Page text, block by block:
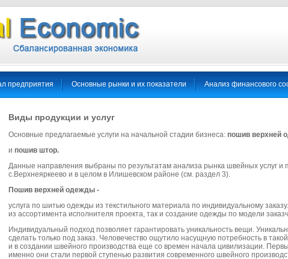
предприятия Основные рынки и их показатели Анализ финансового
Виды продукции и услуг
Основные предлагаемые услуги на начальной стадии бизнеса: пошив верхней
и пошив штор.
Данные направления выбраны по результатам анализа рынка швейных услуг и
с.Верхнеяркеево и в целом в Илишевском районе (см. раздел 3).
Пошив верхней одежды -
услуга по шитью одежды из текстильного материала по индивидуальному
из ассортимента исполнителя проекта, так и создание одежды по модели
Индивидуальный подход позволяет гарантировать уникальность вещи.
сделать только под заказ. Человечество ощутило насущную потребность в
и в создании швейного производства еще со времен начала цивилизации.
именно они стали первой ступенью развития современного швейного